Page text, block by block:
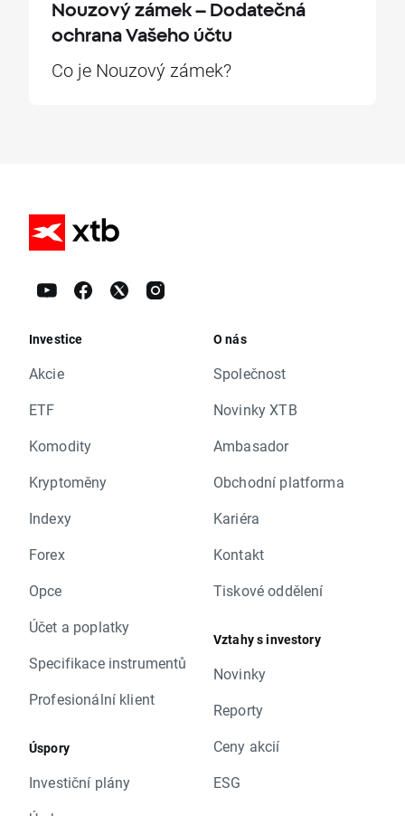
Nouzový zámek – Dodatečná
ochrana Vašeho účtu
Co je Nouzový zámek?
Investice
Akcie
ETF
Komodity
Kryptoměny
Indexy
Forex
Opce
Účet a poplatky
Specifikace instrumentů
Profesionální klient
Úspory
Investiční plány
O nás
Společnost
Novinky XTB
Ambasador
Obchodní platforma
Kariéra
Kontakt
Tiskové oddělení
Vztahy s investory
Novinky
Reporty
Ceny akcií
ESG